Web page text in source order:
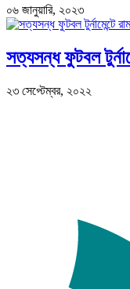
০৬ জানুয়ারি, ২০২৩
সত্যসন্ধ ফুটবল
২৩ সেপ্টেম্বর, ২০২২